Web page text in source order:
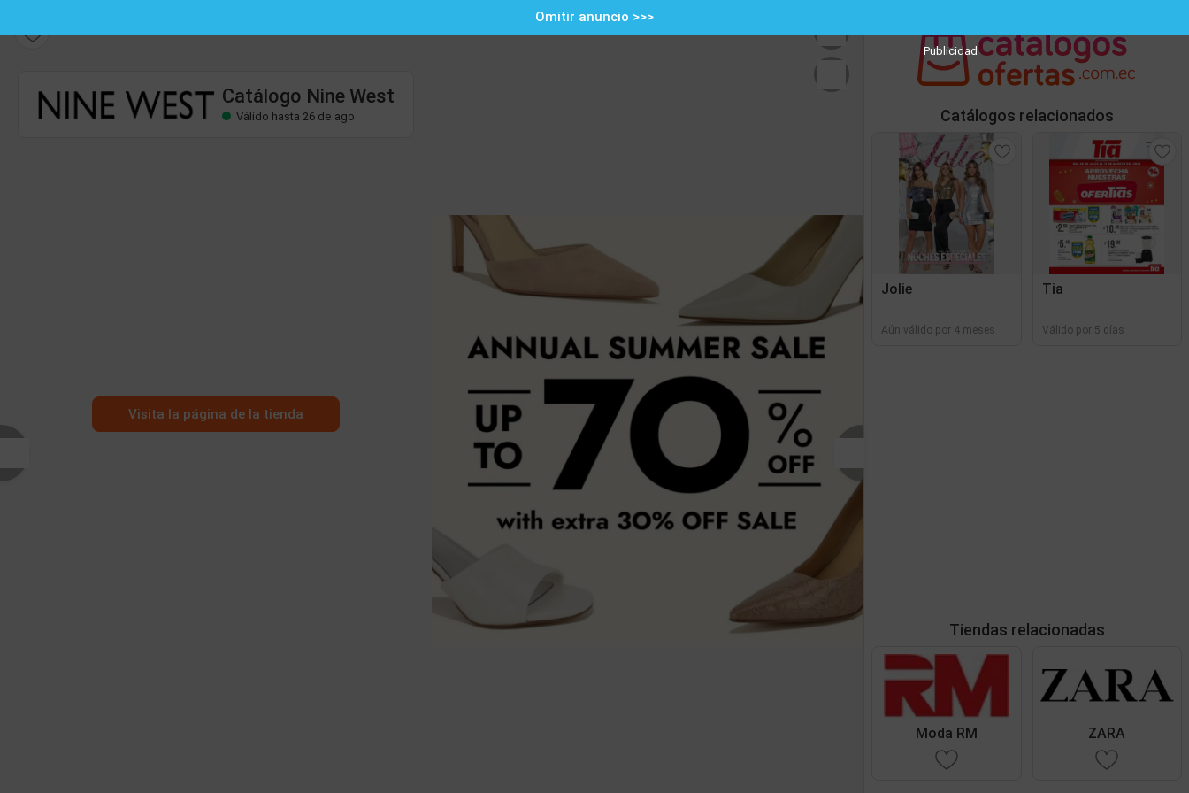
Válido hasta 26 de ago
Publicidad
Omitir anuncio >>>
Catálogo Nine West
Válido hasta 26 de ago
Visita la página de la tienda
Catálogos relacionados
Jolie
Aún válido por 4 meses
Tia
Válido por 5 días
Tiendas relacionadas
Moda RM ZARA